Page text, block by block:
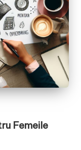
Femeile